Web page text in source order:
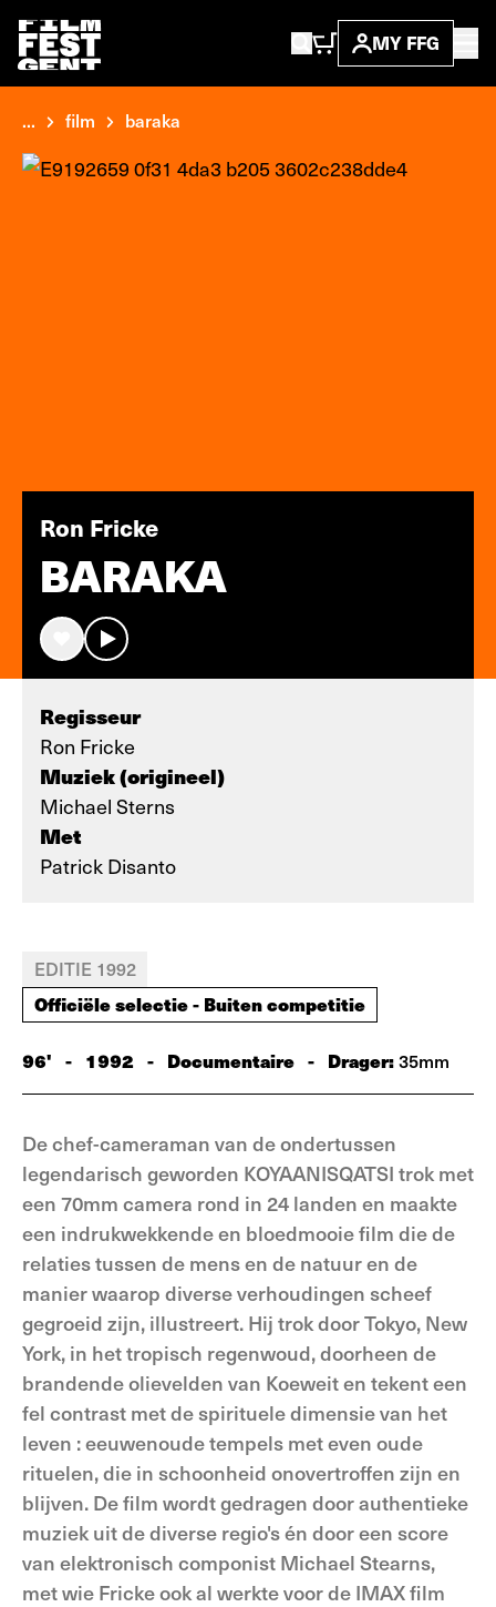
MY FFG
... film baraka
Ron Fricke
BARAKA
Regisseur
Ron Fricke
Muziek (origineel)
Michael Sterns
Met
Patrick Disanto
EDITIE 1992
Officiële selectie - Buiten competitie
96' - 1992 - Documentaire - Drager:35mm
De chef-cameraman van de ondertussen
legendarisch geworden KOYAANISQATSI trok met
een 70mm camera rond in 24 landen en maakte
een indrukwekkende en bloedmooie film die de
relaties tussen de mens en de natuur en de
manier waarop diverse verhoudingen scheef
gegroeid zijn, illustreert. Hij trok door Tokyo, New
York, in het tropisch regenwoud, doorheen de
brandende olievelden van Koeweit en tekent een
fel contrast met de spirituele dimensie van het
leven : eeuwenoude tempels met even oude
rituelen, die in schoonheid onovertroffen zijn en
blijven. De film wordt gedragen door authentieke
muziek uit de diverse regio's én door een score
van elektronisch componist Michael Stearns,
met wie Fricke ook al werkte voor de IMAX film